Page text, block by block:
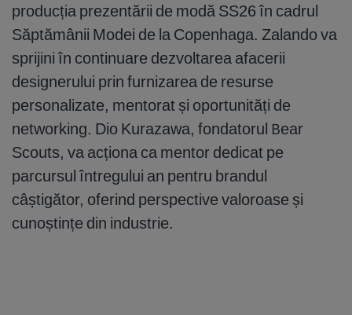
producția prezentării de modă SS26 în cadrul
Săptămânii Modei de la Copenhaga. Zalando va
sprijini în continuare dezvoltarea afacerii
designerului prin furnizarea de resurse
personalizate, mentorat și oportunități de
networking. Dio Kurazawa, fondatorul Bear
Scouts, va acționa ca mentor dedicat pe
parcursul întregului an pentru brandul
câștigător, oferind perspective valoroase și
cunoștințe din industrie.